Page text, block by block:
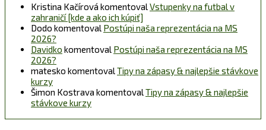
Kristina Kačírová komentovalVstupenky na futbal v
zahraničí [kde a ako ich kúpiť]
Dodo komentoval Postúpi naša reprezentácia na MS
2026?
Davidko komentoval Postúpi naša reprezentácia na MS
2026?
matesko komentovalTipy na zápasy & najlepšie stávkove
kurzy
Šimon Kostrava komentovalTipy na zápasy & najlepšie
stávkove kurzy